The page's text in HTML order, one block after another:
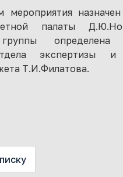
мероприятия
палаты
определена
экспертизы и
Т.И.Филатова.